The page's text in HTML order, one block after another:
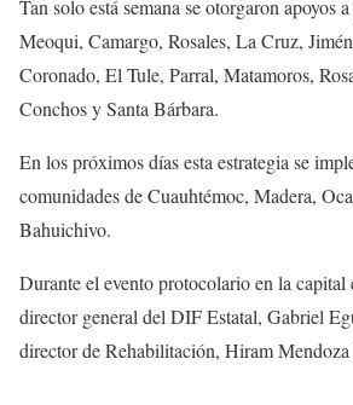
Tan solo está semana se otorgaron apoyos
Meoqui, Camargo, Rosales, La Cruz,
Coronado, El Tule, Parral, Matamoros,
Conchos y Santa Bárbara.
En los próximos días esta estrategia se
comunidades de Cuauhtémoc, Madera,
Bahuichivo.
Durante el evento protocolario en la capital
director general del DIF Estatal, Gabriel
director de Rehabilitación, Hiram